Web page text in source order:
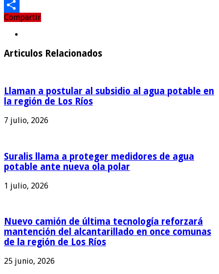
Email
Compartir
Compartir
Articulos Relacionados
Llaman a postular al subsidio al agua potable en
la región de Los Ríos
7 julio, 2026
Suralis llama a proteger medidores de agua
potable ante nueva ola polar
1 julio, 2026
Nuevo camión de última tecnología reforzará
mantención del alcantarillado en once comunas
de la región de Los Ríos
25 junio, 2026